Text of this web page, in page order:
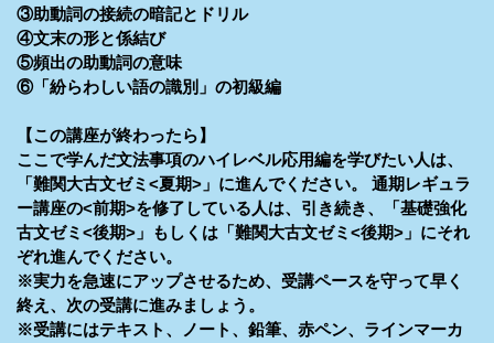
③助動詞の接続の暗記とドリル
④文末の形と係結び
⑤頻出の助動詞の意味
⑥「紛らわしい語の識別」の初級編
【この講座が終わったら】
ここで学んだ文法事項のハイレベル応用編を学びたい人は、
「難関大古文ゼミ<夏期>」に進んでください。 通期レギュラ
ー講座の<前期>を修了している人は、引き続き、「基礎強化
古文ゼミ<後期>」もしくは「難関大古文ゼミ<後期>」にそれ
ぞれ進んでください。
※実力を急速にアップさせるため、受講ペースを守って早く
終え、次の受講に進みましょう。
※受講にはテキスト、ノート、鉛筆、赤ペン、ラインマーカ